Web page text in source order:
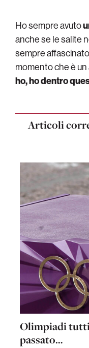
Ho sempre avuto
anche se le salite
sempre
momento che è un
ho, ho dentro
Articoli
Olimpiadi
passato…